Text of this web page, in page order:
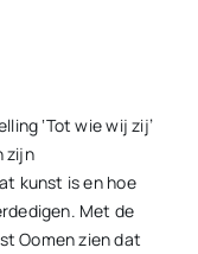
‘Tot wie wij zij’
zijn
kunst is en hoe
Met de
Oomen zien dat